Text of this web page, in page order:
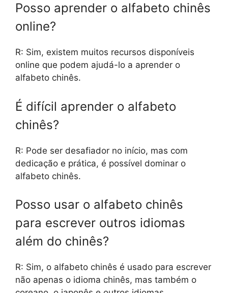
Posso aprender o alfabeto chinês
online?
R: Sim, existem muitos recursos disponíveis
online que podem ajudá-lo a aprender o
alfabeto chinês.
É difícil aprender o alfabeto
chinês?
R: Pode ser desafiador no início, mas com
dedicação e prática, é possível dominar o
alfabeto chinês.
Posso usar o alfabeto chinês
para escrever outros idiomas
além do chinês?
R: Sim, o alfabeto chinês é usado para escrever
não apenas o idioma chinês, mas também o